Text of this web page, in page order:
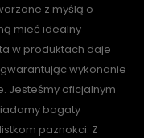
z myślą o
mieć idealny
w produktach daje
wykonanie
Jesteśmy oficjalnym
bogaty
paznokci. Z